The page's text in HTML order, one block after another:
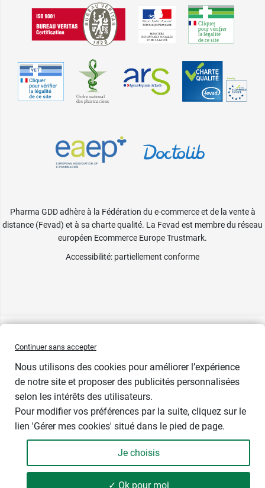
- +
Pharma GDD adhère à la Fédération du e-commerce et de la vente à
distance (Fevad) et à sa charte qualité. La Fevad est membre du réseau
européen Ecommerce Europe Trustmark.
Accessibilité: partiellement conforme
Continuer sans accepter
Nous utilisons des cookies pour améliorer l’expérience
de notre site et proposer des publicités personnalisées
selon les intérêts des utilisateurs.
Pour modifier vos préférences par la suite, cliquez sur le
lien 'Gérer mes cookies' situé dans le pied de page.
Je choisis
✓ Ok pour moi